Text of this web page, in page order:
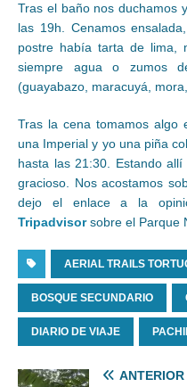
Tras el baño nos duchamos
las 19h. Cenamos
postre había tarta de lima,
siempre agua o zumos
(guayabazo, maracuyá,
Tras la cena tomamos algo
una Imperial y yo una piña
hasta las 21:30. Estando
gracioso. Nos acostamos
dejo el enlace a la
Tripadvisorsobre el Parque
AERIAL TRAILS
BOSQUE SECUNDARIO
DIARIO DE VIAJE
ANTERIOR